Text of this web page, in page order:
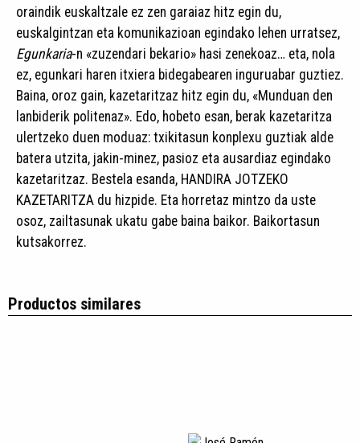
oraindik euskaltzale ez zen garaiaz hitz egin du,
euskalgintzan eta komunikazioan egindako lehen urratsez,
Egunkaria-n «zuzendari bekario» hasi zenekoaz… eta, nola
ez, egunkari haren itxiera bidegabearen inguruabar guztiez.
Baina, oroz gain, kazetaritzaz hitz egin du, «Munduan den
lanbiderik politenaz». Edo, hobeto esan, berak kazetaritza
ulertzeko duen moduaz: txikitasun konplexu guztiak alde
batera utzita, jakin-minez, pasioz eta ausardiaz egindako
kazetaritzaz. Bestela esanda, HANDIRA JOTZEKO
KAZETARITZA du hizpide. Eta horretaz mintzo da uste
osoz, zailtasunak ukatu gabe baina baikor. Baikortasun
kutsakorrez.
Productos similares